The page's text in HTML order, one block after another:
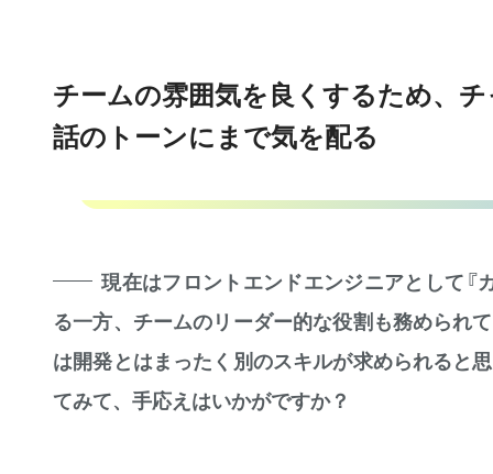
チームの雰囲気を良くするため、
話のトーンにまで気を配る
現在はフロントエンドエンジニアとして『
る一方、チームのリーダー的な役割も務められ
は開発とはまったく別のスキルが求められると
てみて、手応えはいかがですか？